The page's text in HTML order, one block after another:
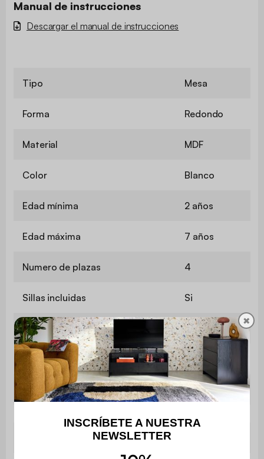
Manual de instrucciones
Descargar el manual de instrucciones
Tipo Mesa
Forma Redondo
Material MDF
Color Blanco
Edad mínima 2 años
Edad máxima 7 años
Numero de plazas 4
Sillas incluidas Si
Altura del asiento 28 cm
Peso máximo soportado 35 kg
Contiene madera Sí
Interior
✖